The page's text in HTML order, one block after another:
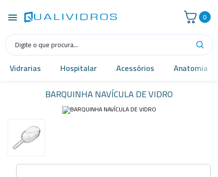
0
Vidrarias Hospitalar Acessórios Anatomia
BARQUINHA NAVÍCULA DE VIDRO